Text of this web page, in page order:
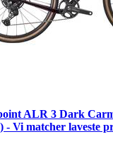
ALR 3 Dark
- Vi matcher laveste